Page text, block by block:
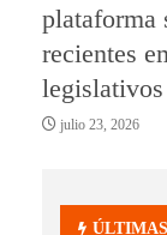
plataforma
recientes
legislativos
julio 23, 2026
ÚLTIMAS